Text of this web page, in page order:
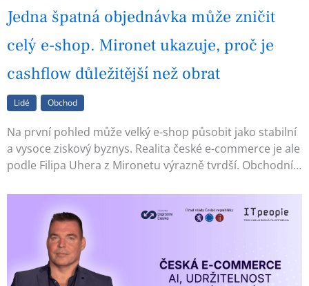
Jedna špatná objednávka může zničit
celý e-shop. Mironet ukazuje, proč je
cashflow důležitější než obrat
Lidé Obchod
Na první pohled může velký e-shop působit jako stabilní
a vysoce ziskový byznys. Realita české e-commerce je ale
podle Filipa Uhera z Mironetu výrazně tvrdší. Obchodní…